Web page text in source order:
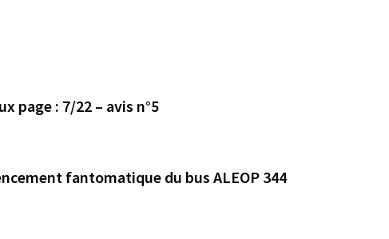
Avis déposé le 27/10/2023 en mairie de Treffieux page : 7/22 – avis n°5
fantomatique du bus ALEOP 344